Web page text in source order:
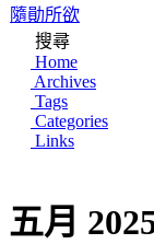
隨勛所欲
搜尋
Home
Archives
Tags
Categories
Links
五月